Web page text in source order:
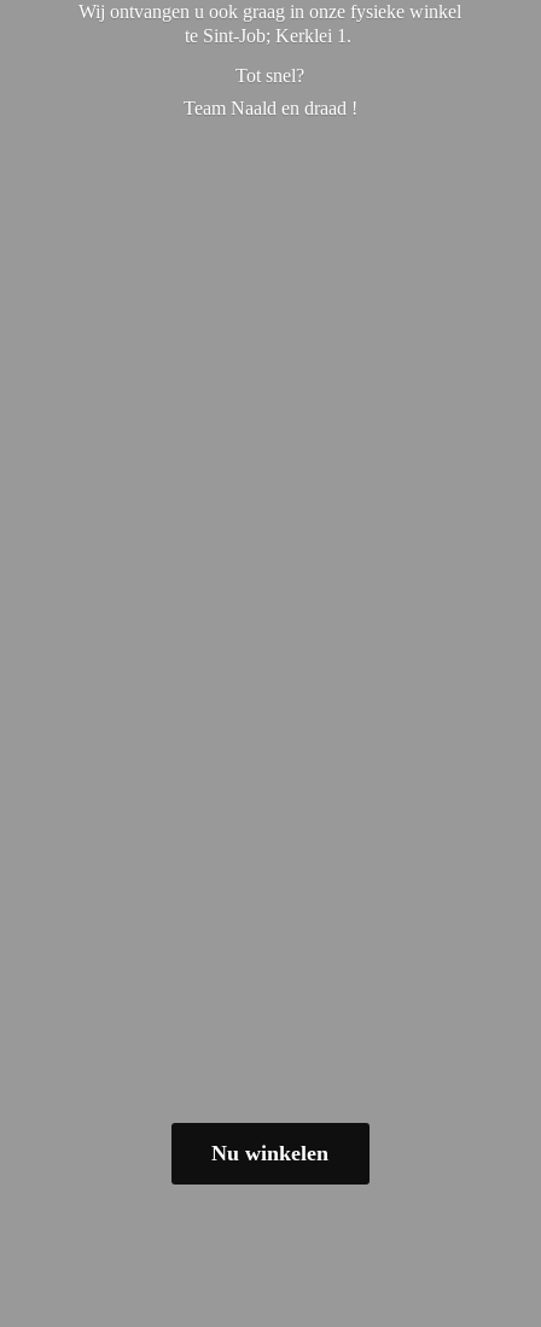
Wij ontvangen u ook graag in onze fysieke winkel
te Sint-Job; Kerklei 1.
Tot snel?
Team Naald en draad !
Nu winkelen